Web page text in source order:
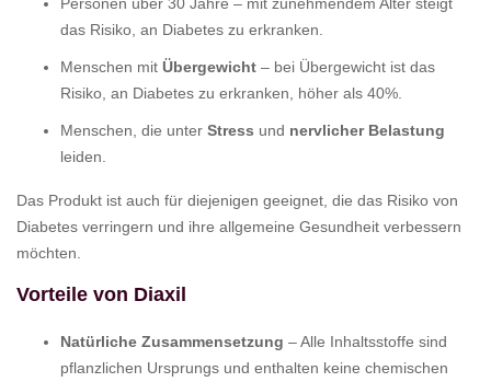
das Risiko, an Diabetes zu erkranken.
Menschen mit Übergewicht – bei Übergewicht ist das
Risiko, an Diabetes zu erkranken, höher als 40%.
Menschen, die unter Stress und nervlicher Belastung
leiden.
Das Produkt ist auch für diejenigen geeignet, die das Risiko von
Diabetes verringern und ihre allgemeine Gesundheit verbessern
möchten.
Vorteile von Diaxil
Natürliche Zusammensetzung – Alle Inhaltsstoffe sind
pflanzlichen Ursprungs und enthalten keine chemischen